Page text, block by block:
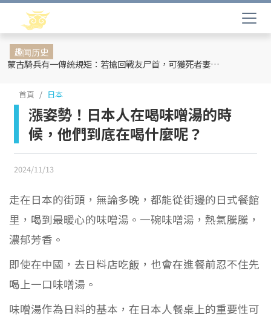
趣闻历史
蒙古騎兵有一傳統規矩：若搶回戰友尸首，可獲死者妻妾和全部牲畜
首頁 日本
漲姿勢！日本人在喝味噌湯的時
候，他們到底在喝什麼呢？
2024/11/13
走在日本的街頭，無論多晚，都能從街邊的日式餐館
里，喝到最暖心的味噌湯。一碗味噌湯，熱氣騰騰，
濃郁芳香。
即使在中國，去日料店吃飯，也會在進餐前忍不住先
喝上一口味噌湯。
味噌湯作為日料的基本，在日本人餐桌上的重要性可